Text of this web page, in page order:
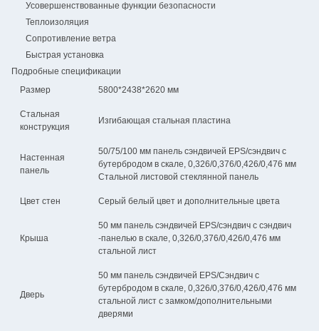
Усовершенствованные функции безопасности
Теплоизоляция
Сопротивление ветра
Быстрая установка
Подробные спецификации
Размер
5800*2438*2620 мм
Стальная
конструкция
Изгибающая стальная пластина
Настенная
панель
50/75/100 мм панель сэндвичей EPS/сэндвич с
бутербродом в скале, 0,326/0,376/0,426/0,476 мм
Стальной листовой стеклянной панель
Цвет стен Серый белый цвет и дополнительные цвета
Крыша
50 мм панель сэндвичей EPS/сэндвич с сэндвич
-панелью в скале, 0,326/0,376/0,426/0,476 мм
стальной лист
Дверь
50 мм панель сэндвичей EPS/Сэндвич с
бутербродом в скале, 0,326/0,376/0,426/0,476 мм
стальной лист с замком/дополнительными
дверями